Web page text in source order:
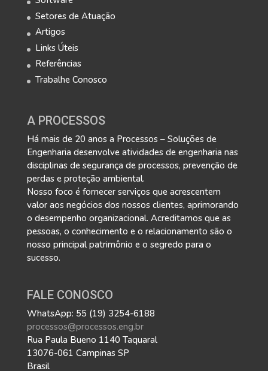
Setores de Atuação
Artigos
Links Úteis
Referências
Trabalhe Conosco
A PROCESSOS
Há mais de 20 anos a Processos – Soluções de
Engenharia desenvolve atividades de engenharia nas
disciplinas de segurança de processos, prevenção de
perdas e proteção ambiental.
Nosso foco é fornecer serviços que acrescentem
valor aos negócios dos nossos clientes, aprimorando
o desempenho organizacional. Acreditamos que as
pessoas, o conhecimento e o relacionamento são o
nosso principal patrimônio e o segredo para o
sucesso.
FALE CONOSCO
WhatsApp: 55 (19) 3254-6188
processos@processos.eng.br
Rua Paula Bueno 1140 Taquaral
13076-061 Campinas SP
Brasil